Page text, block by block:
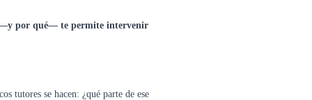
—y por qué— te permite intervenir
tutores se hacen: ¿qué parte de ese